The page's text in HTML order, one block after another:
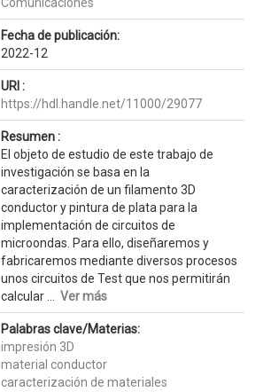
Fecha de publicación:
2022-12
URI :
https://hdl.handle.net/11000/29077
Resumen :
El objeto de estudio de este trabajo de
investigación se basa en la
caracterización de un filamento 3D
conductor y pintura de plata para la
implementación de circuitos de
microondas. Para ello, diseñaremos y
fabricaremos mediante diversos procesos
unos circuitos de Test que nos permitirán
calcular ... Ver más
Palabras clave/Materias:
impresión 3D
material conductor
caracterización de materiales